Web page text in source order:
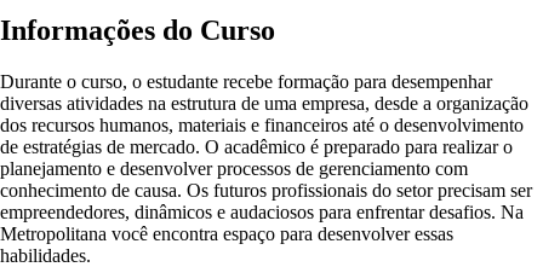
Informações do Curso
Durante o curso, o estudante recebe formação para desempenhar
diversas atividades na estrutura de uma empresa, desde a organização
dos recursos humanos, materiais e financeiros até o desenvolvimento
de estratégias de mercado. O acadêmico é preparado para realizar o
planejamento e desenvolver processos de gerenciamento com
conhecimento de causa. Os futuros profissionais do setor precisam ser
empreendedores, dinâmicos e audaciosos para enfrentar desafios. Na
Metropolitana você encontra espaço para desenvolver essas
habilidades.